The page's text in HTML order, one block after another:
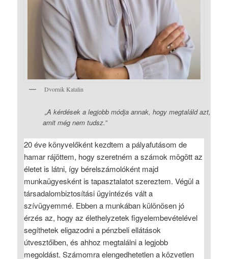
Dvornik Katalin
„A kérdések a legjobb módja annak, hogy megtaláld azt,
amit még nem tudsz.”
20 éve könyvelőként kezdtem a pályafutásom de
hamar rájöttem, hogy szeretném a számok mögött az
életet is látni, így bérelszámolóként majd
munkaügyesként is tapasztalatot szereztem. Végül a
társadalombiztosítási ügyintézés vált a
szívügyemmé. Ebben a munkában különösen jó
érzés az, hogy az élethelyzetek figyelembevételével
segíthetek eligazodni a pénzbeli ellátások
útvesztőiben, és ahhoz megtalálni a legjobb
megoldást. Számomra elengedhetetlen a közvetlen